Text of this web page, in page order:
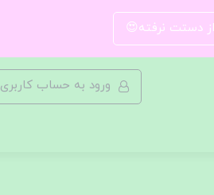
از دستت نرفته😍
ورود به حساب کاربری